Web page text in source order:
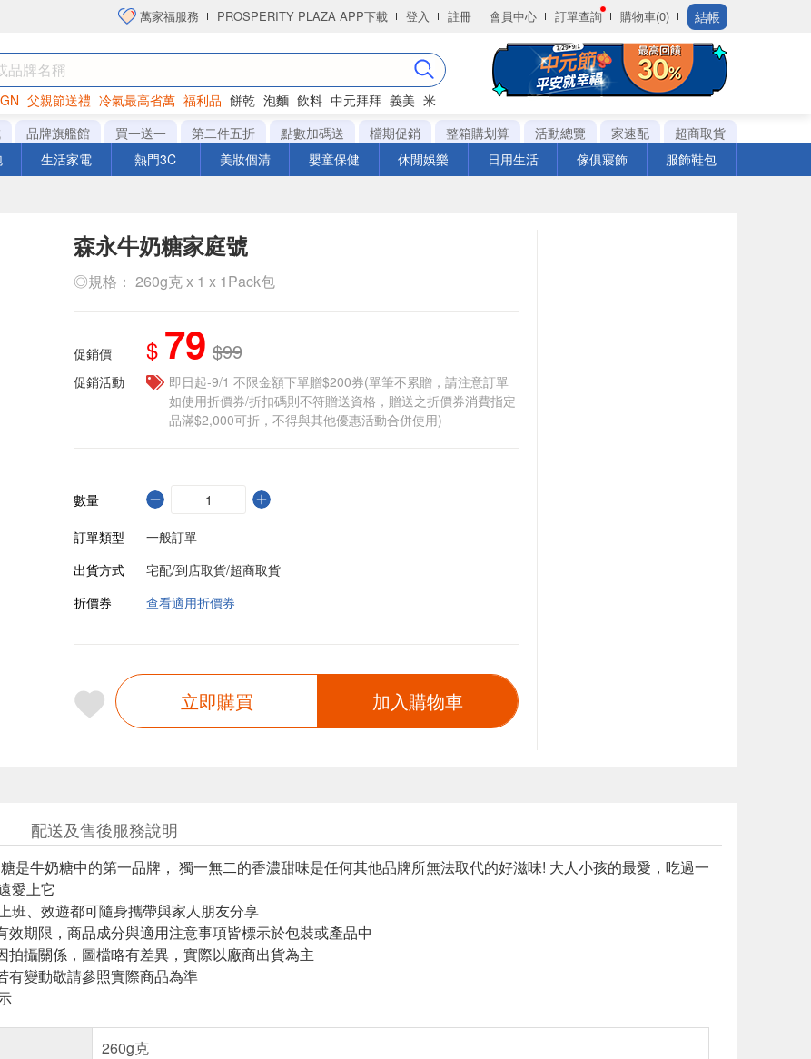
萬家福服務 PROSPERITY PLAZA APP下載 登入 註冊 會員中心 訂單查詢 購物車(0) 結帳
父親節送禮 冷氣最高省萬 福利品 餅乾 泡麵 飲料 中元拜拜 義美 米
洋芋片
品牌旗艦館 買一送一 第二件五折 點數加碼送 檔期促銷 整箱購划算 活動總覽 家速配
超商取貨
生活家電 熱門3C 美妝個清 嬰童保健 休閒娛樂 日用生活 傢俱寢飾 服飾鞋包
森永牛奶糖家庭號
◎規格： 260g克 x 1 x 1Pack包
促銷價 $ 79 $99
促銷活動
即日起-9/1 不限金額下單贈$200券(單筆不累贈，請注意訂單
如使用折價券/折扣碼則不符贈送資格，贈送之折價券消費指定
品滿$2,000可折，不得與其他優惠活動合併使用)
數量
訂單類型
一般訂單
出貨方式
宅配/到店取貨/超商取貨
折價券
查看適用折價券
立即購買 加入購物車
配送及售後服務說明
是牛奶糖中的第一品牌， 獨一無二的香濃甜味是任何其他品牌所無法取代的好滋味! 大人小孩的最愛，吃過一
愛上它
班、效遊都可隨身攜帶與家人朋友分享
效期限，商品成分與適用注意事項皆標示於包裝或產品中
拍攝關係，圖檔略有差異，實際以廠商出貨為主
有變動敬請參照實際商品為準
260g克